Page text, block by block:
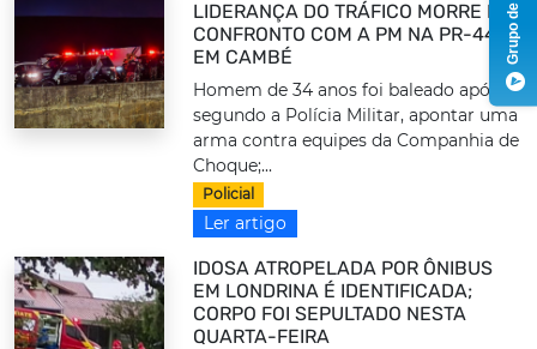
LIDERANÇA DO TRÁFICO MORRE EM
CONFRONTO COM A PM NA PR-445,
EM CAMBÉ
Homem de 34 anos foi baleado após,
segundo a Polícia Militar, apontar uma
arma contra equipes da Companhia de
Choque;...
Policial
Ler artigo
IDOSA ATROPELADA POR ÔNIBUS
EM LONDRINA É IDENTIFICADA;
CORPO FOI SEPULTADO NESTA
QUARTA-FEIRA